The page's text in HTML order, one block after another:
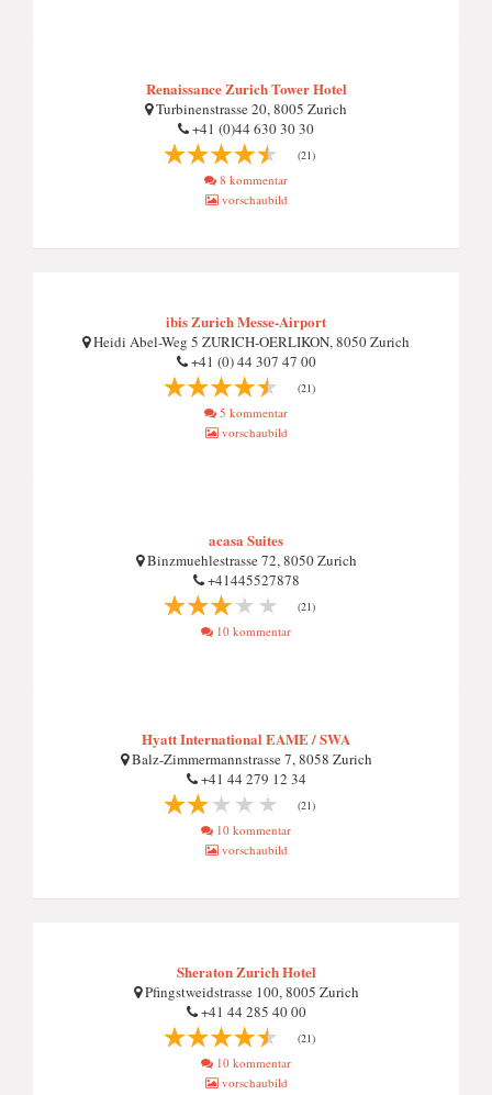
Renaissance Zurich Tower Hotel
Turbinenstrasse 20, 8005 Zurich
+41 (0)44 630 30 30
(21)
8 kommentar
vorschaubild
ibis Zurich Messe-Airport
Heidi Abel-Weg 5 ZURICH-OERLIKON, 8050 Zurich
+41 (0) 44 307 47 00
(21)
5 kommentar
vorschaubild
acasa Suites
Binzmuehlestrasse 72, 8050 Zurich
+41445527878
(21)
10 kommentar
Hyatt International EAME / SWA
Balz-Zimmermannstrasse 7, 8058 Zurich
+41 44 279 12 34
(21)
10 kommentar
vorschaubild
Sheraton Zurich Hotel
Pfingstweidstrasse 100, 8005 Zurich
+41 44 285 40 00
(21)
10 kommentar
vorschaubild